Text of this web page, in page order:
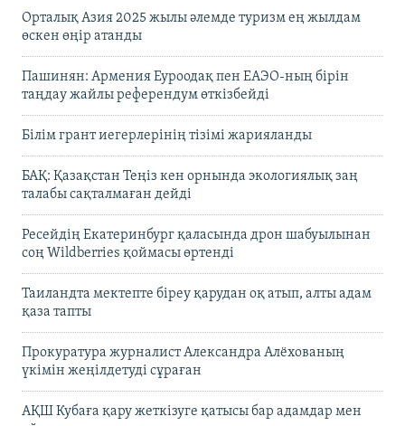
Орталық Азия 2025 жылы әлемде туризм ең жылдам
өскен өңір атанды
Пашинян: Армения Еуроодақ пен ЕАЭО-ның бірін
таңдау жайлы референдум өткізбейді
Білім грант иегерлерінің тізімі жарияланды
БАҚ: Қазақстан Теңіз кен орнында экологиялық заң
талабы сақталмаған дейді
Ресейдің Екатеринбург қаласында дрон шабуылынан
соң Wildberries қоймасы өртенді
Таиландта мектепте біреу қарудан оқ атып, алты адам
қаза тапты
Прокуратура журналист Александра Алёхованың
үкімін жеңілдетуді сұраған
АҚШ Кубаға қару жеткізуге қатысы бар адамдар мен